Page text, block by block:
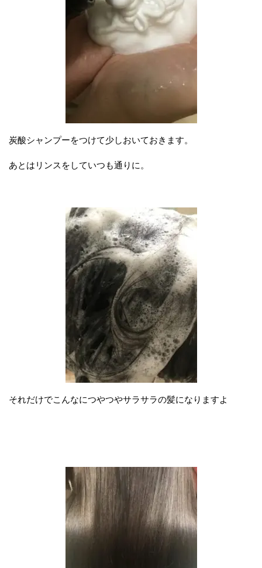
炭酸シャンプーをつけて少しおいておきます。
あとはリンスをしていつも通りに。
それだけでこんなにつやつやサラサラの髪になりますよ